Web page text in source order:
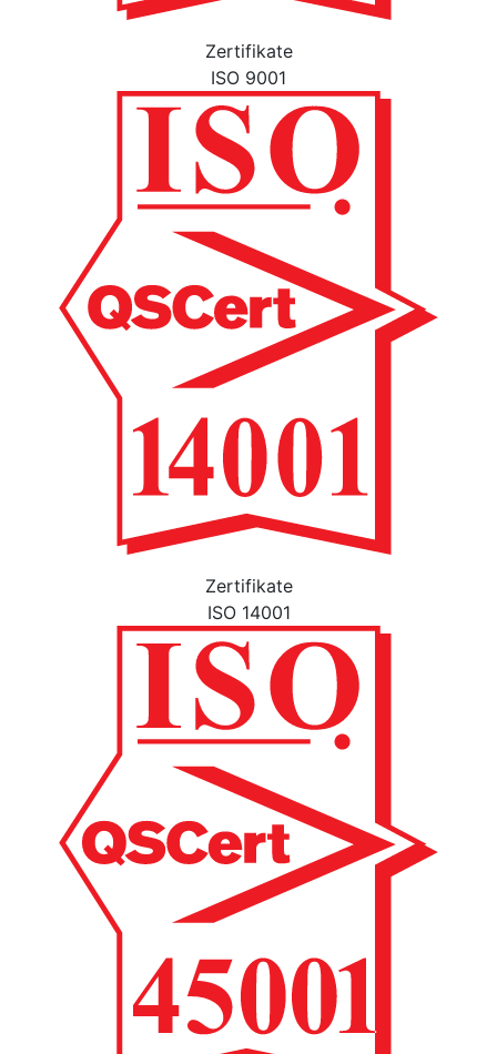
Zertifikate
ISO 9001
Zertifikate
ISO 14001